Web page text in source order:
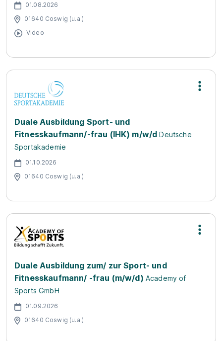
01.08.2026
01640 Coswig (u.a.)
Video
Duale Ausbildung Sport- und
Fitnesskaufmann/-frau (IHK) m/w/d Deutsche
Sportakademie
01.10.2026
01640 Coswig (u.a.)
Duale Ausbildung zum/ zur Sport- und
Fitnesskaufmann/ -frau (m/w/d) Academy of
Sports GmbH
01.09.2026
01640 Coswig (u.a.)